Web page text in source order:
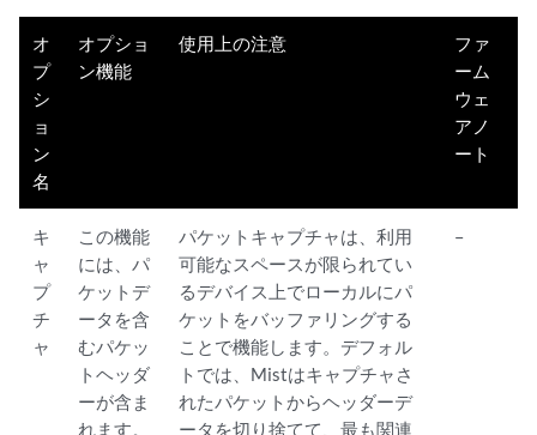
オ
プ
シ
ョ
ン
名
オプショ
ン機能
使用上の注意
ファ
ーム
ウェ
アノ
ート
キ
ャ
プ
チ
ャ
この機能
には、パ
ケットデ
ータを含
むパケッ
トヘッダ
ーが含ま
れます。
パケットキャプチャは、利用
可能なスペースが限られてい
るデバイス上でローカルにパ
ケットをバッファリングする
ことで機能します。デフォル
トでは、Mistはキャプチャさ
れたパケットからヘッダーデ
ータを切り捨てて、最も関連
–